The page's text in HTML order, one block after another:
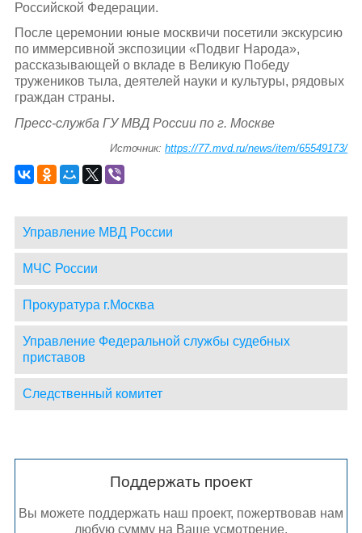
Российской Федерации.
После церемонии юные москвичи посетили экскурсию
по иммерсивной экспозиции «Подвиг Народа»,
рассказывающей о вкладе в Великую Победу
тружеников тыла, деятелей науки и культуры, рядовых
граждан страны.
Пресс-служба ГУ МВД России по г. Москве
Источник:https://77.mvd.ru/news/item/65549173/
Управление МВД России
МЧС России
Прокуратура г.Москва
Управление Федеральной службы судебных
приставов
Следственный комитет
Поддержать проект
Вы можете поддержать наш проект, пожертвовав нам
любую сумму на Ваше усмотрение.